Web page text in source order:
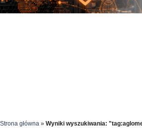
Strona główna » Wyniki wyszukiwania: